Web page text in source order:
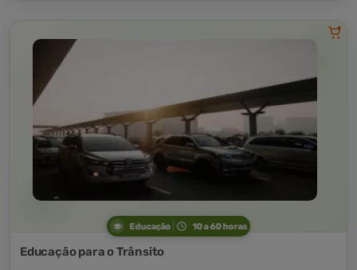
Educação 10 a 60 horas
Educação para o Trânsito